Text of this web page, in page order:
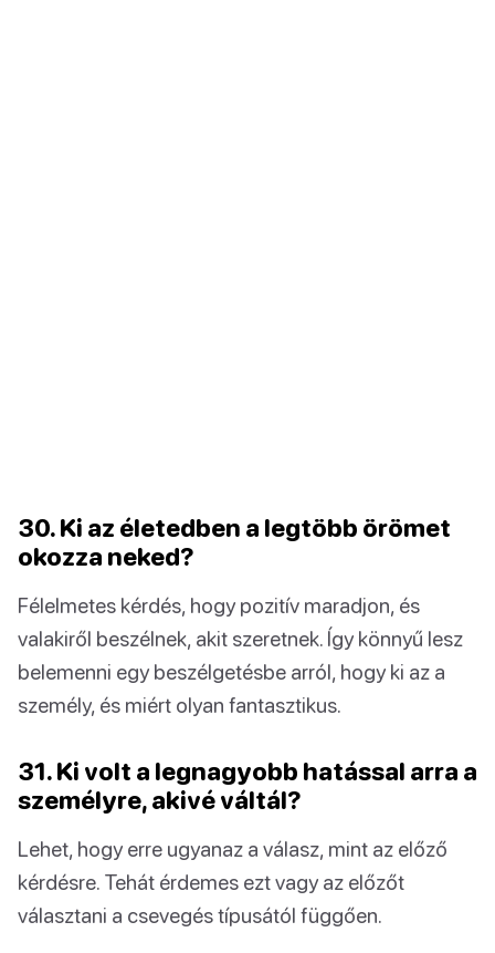
30. Ki az életedben a legtöbb örömet
okozza neked?
Félelmetes kérdés, hogy pozitív maradjon, és
valakiről beszélnek, akit szeretnek. Így könnyű lesz
belemenni egy beszélgetésbe arról, hogy ki az a
személy, és miért olyan fantasztikus.
31. Ki volt a legnagyobb hatással arra a
személyre, akivé váltál?
Lehet, hogy erre ugyanaz a válasz, mint az előző
kérdésre. Tehát érdemes ezt vagy az előzőt
választani a csevegés típusától függően.